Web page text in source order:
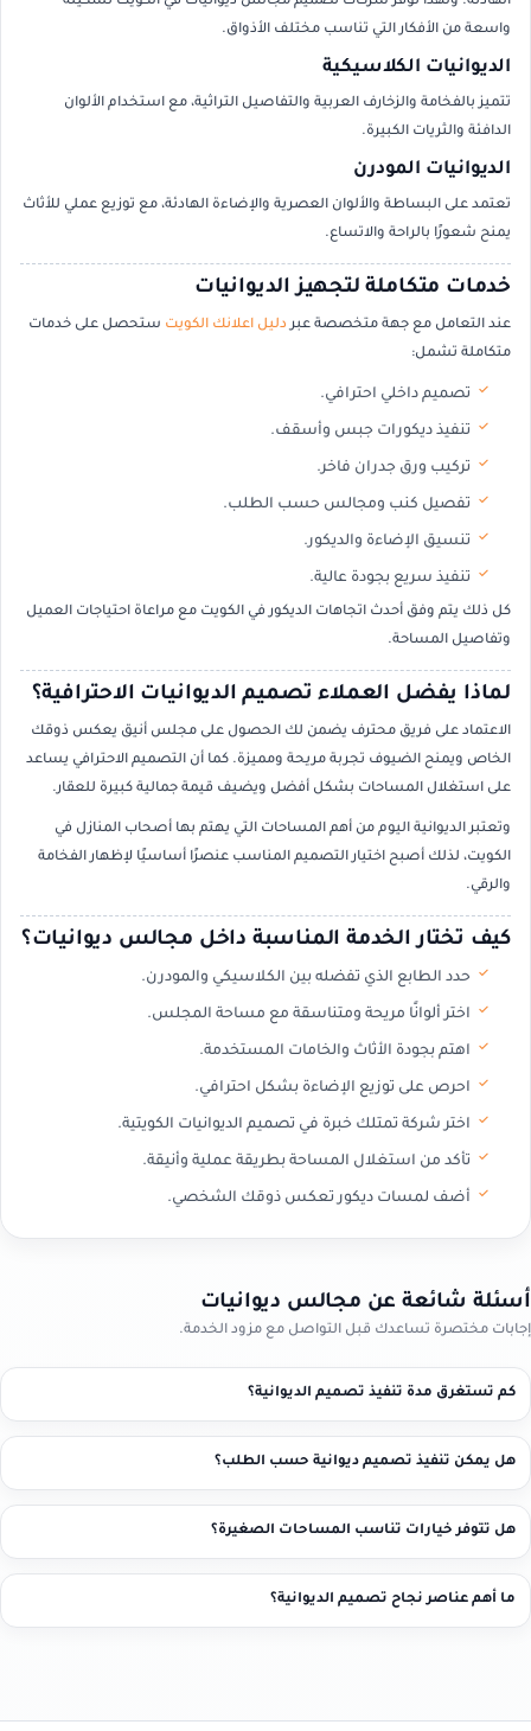
واسعة من الأفكار التي تناسب مختلف الأذواق.
الديوانيات الكلاسيكية
تتميز بالفخامة والزخارف العربية والتفاصيل التراثية، مع استخدام الألوان
الدافئة والثريات الكبيرة.
الديوانيات المودرن
تعتمد على البساطة والألوان العصرية والإضاءة الهادئة، مع توزيع عملي للأثاث
يمنح شعورًا بالراحة والاتساع.
خدمات متكاملة لتجهيز الديوانيات
عند التعامل مع جهة متخصصة عبر دليل اعلانك الكويت ستحصل على خدمات
متكاملة تشمل:
تصميم داخلي احترافي.
تنفيذ ديكورات جبس وأسقف.
تركيب ورق جدران فاخر.
تفصيل كنب ومجالس حسب الطلب.
تنسيق الإضاءة والديكور.
تنفيذ سريع بجودة عالية.
كل ذلك يتم وفق أحدث اتجاهات الديكور في الكويت مع مراعاة احتياجات العميل
وتفاصيل المساحة.
لماذا يفضل العملاء تصميم الديوانيات الاحترافية؟
الاعتماد على فريق محترف يضمن لك الحصول على مجلس أنيق يعكس ذوقك
الخاص ويمنح الضيوف تجربة مريحة ومميزة. كما أن التصميم الاحترافي يساعد
على استغلال المساحات بشكل أفضل ويضيف قيمة جمالية كبيرة للعقار.
وتعتبر الديوانية اليوم من أهم المساحات التي يهتم بها أصحاب المنازل في
الكويت، لذلك أصبح اختيار التصميم المناسب عنصرًا أساسيًا لإظهار الفخامة
والرقي.
كيف تختار الخدمة المناسبة داخل مجالس ديوانيات؟
حدد الطابع الذي تفضله بين الكلاسيكي والمودرن.
اختر ألوانًا مريحة ومتناسقة مع مساحة المجلس.
اهتم بجودة الأثاث والخامات المستخدمة.
احرص على توزيع الإضاءة بشكل احترافي.
اختر شركة تمتلك خبرة في تصميم الديوانيات الكويتية.
تأكد من استغلال المساحة بطريقة عملية وأنيقة.
أضف لمسات ديكور تعكس ذوقك الشخصي.
أسئلة شائعة عن مجالس ديوانيات
إجابات مختصرة تساعدك قبل التواصل مع مزود الخدمة.
كم تستغرق مدة تنفيذ تصميم الديوانية؟
هل يمكن تنفيذ تصميم ديوانية حسب الطلب؟
هل تتوفر خيارات تناسب المساحات الصغيرة؟
ما أهم عناصر نجاح تصميم الديوانية؟